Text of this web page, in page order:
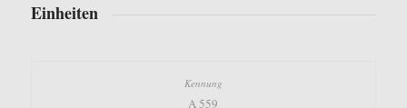
Einheiten
A 559